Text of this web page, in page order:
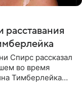
расставания
Спирс рассказал
во время
Тимберлейка